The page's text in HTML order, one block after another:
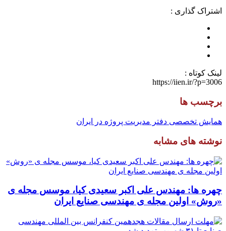
اشتراک گذاری :
لینک کوتاه :
https://iien.ir/?p=3006
برچسب ها
همایش تخصصی دفتر مدیریت پروژه در ایران
نوشته های مشابه
چهره ها: مهندس علی اکبر سعیدی کیا، موسس مجله ی
«روش» اولین مجله ی مهندسی صنایع ایران